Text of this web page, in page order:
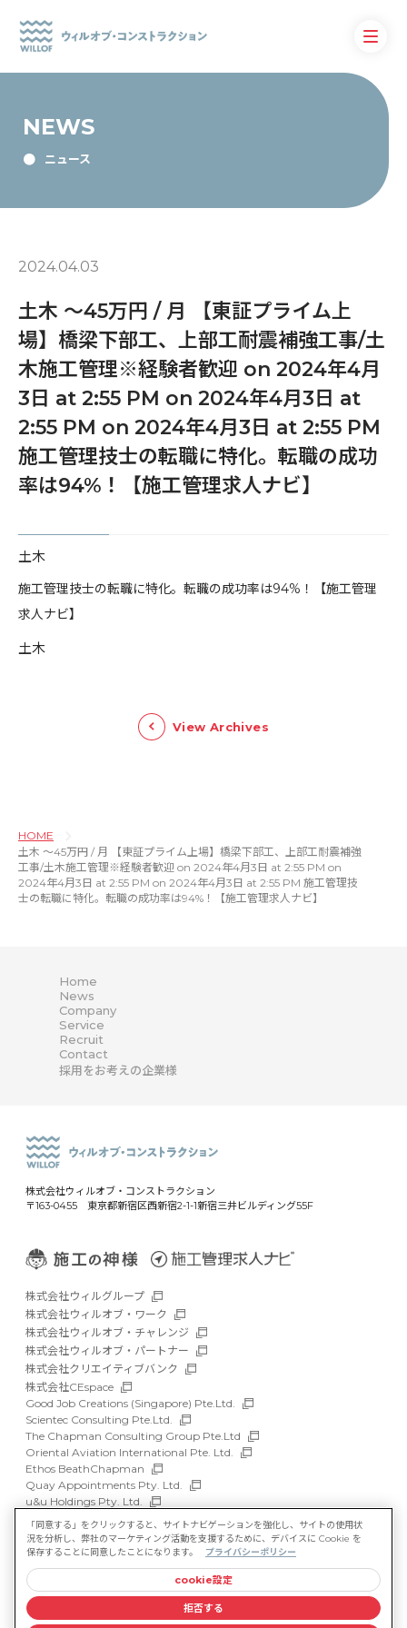
NEWS
ニュース
2024.04.03
土木 〜45万円 / 月 【東証プライム上
場】橋梁下部工、上部工耐震補強工事/土
木施工管理※経験者歓迎 on 2024年4月
3日 at 2:55 PM on 2024年4月3日 at
2:55 PM on 2024年4月3日 at 2:55 PM
施工管理技士の転職に特化。転職の成功
率は94%！【施工管理求人ナビ】
土木
​施工管理技士の転職に特化。転職の成功率は94%！【施工管理
求人ナビ】
土木
View Archives
HOME
土木 〜45万円 / 月 【東証プライム上場】橋梁下部工、上部工耐震補強
工事/土木施工管理※経験者歓迎 on 2024年4月3日 at 2:55 PM on
2024年4月3日 at 2:55 PM on 2024年4月3日 at 2:55 PM 施工管理技
士の転職に特化。転職の成功率は94%！【施工管理求人ナビ】
Home
News
Company
Service
Recruit
Contact
採用をお考えの企業様
株式会社ウィルオブ・コンストラクション
〒163-0455 東京都新宿区西新宿2-1-1新宿三井ビルディング55F
株式会社ウィルグループ
株式会社ウィルオブ・ワーク
株式会社ウィルオブ・チャレンジ
株式会社ウィルオブ・パートナー
株式会社クリエイティブバンク
株式会社CEspace
Good Job Creations (Singapore) Pte.Ltd.
Scientec Consulting Pte.Ltd.
The Chapman Consulting Group Pte.Ltd
Oriental Aviation International Pte. Ltd.
Ethos BeathChapman
Quay Appointments Pty. Ltd.
u&u Holdings Pty. Ltd.
DFP Recruitment Holdings Pty. Ltd.
Asia Recruit Holdings Sdn.Bhd.
WILLOF Vietnam Company Limited
サイトマップ
マルチステークホルダー方針
情報セキュリティ基本方針
プライバシーポリシー
「同意する」をクリックすると、サイトナビゲーションを強化し、サイトの使用状
況を分析し、弊社のマーケティング活動を支援するために、デバイスに Cookie を
保存することに同意したことになります。
プライバシーポリシー
cookie設定
拒否する